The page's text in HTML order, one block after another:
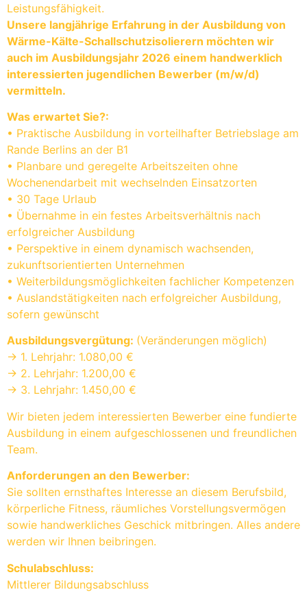
Leistungsfähigkeit.
Unsere langjährige Erfahrung in der Ausbildung von
Wärme-Kälte-Schallschutzisolierern möchten wir
auch im Ausbildungsjahr 2026 einem handwerklich
interessierten jugendlichen Bewerber (m/w/d)
vermitteln.
Was erwartet Sie?:
• Praktische Ausbildung in vorteilhafter Betriebslage am
Rande Berlins an der B1
• Planbare und geregelte Arbeitszeiten ohne
Wochenendarbeit mit wechselnden Einsatzorten
• 30 Tage Urlaub
• Übernahme in ein festes Arbeitsverhältnis nach
erfolgreicher Ausbildung
• Perspektive in einem dynamisch wachsenden,
zukunftsorientierten Unternehmen
• Weiterbildungsmöglichkeiten fachlicher Kompetenzen
• Auslandstätigkeiten nach erfolgreicher Ausbildung,
sofern gewünscht
Ausbildungsvergütung: (Veränderungen möglich)
-> 1. Lehrjahr: 1.080,00 €
-> 2. Lehrjahr: 1.200,00 €
-> 3. Lehrjahr: 1.450,00 €
Wir bieten jedem interessierten Bewerber eine fundierte
Ausbildung in einem aufgeschlossenen und freundlichen
Team.
Anforderungen an den Bewerber:
Sie sollten ernsthaftes Interesse an diesem Berufsbild,
körperliche Fitness, räumliches Vorstellungsvermögen
sowie handwerkliches Geschick mitbringen. Alles andere
werden wir Ihnen beibringen.
Schulabschluss:
Mittlerer Bildungsabschluss